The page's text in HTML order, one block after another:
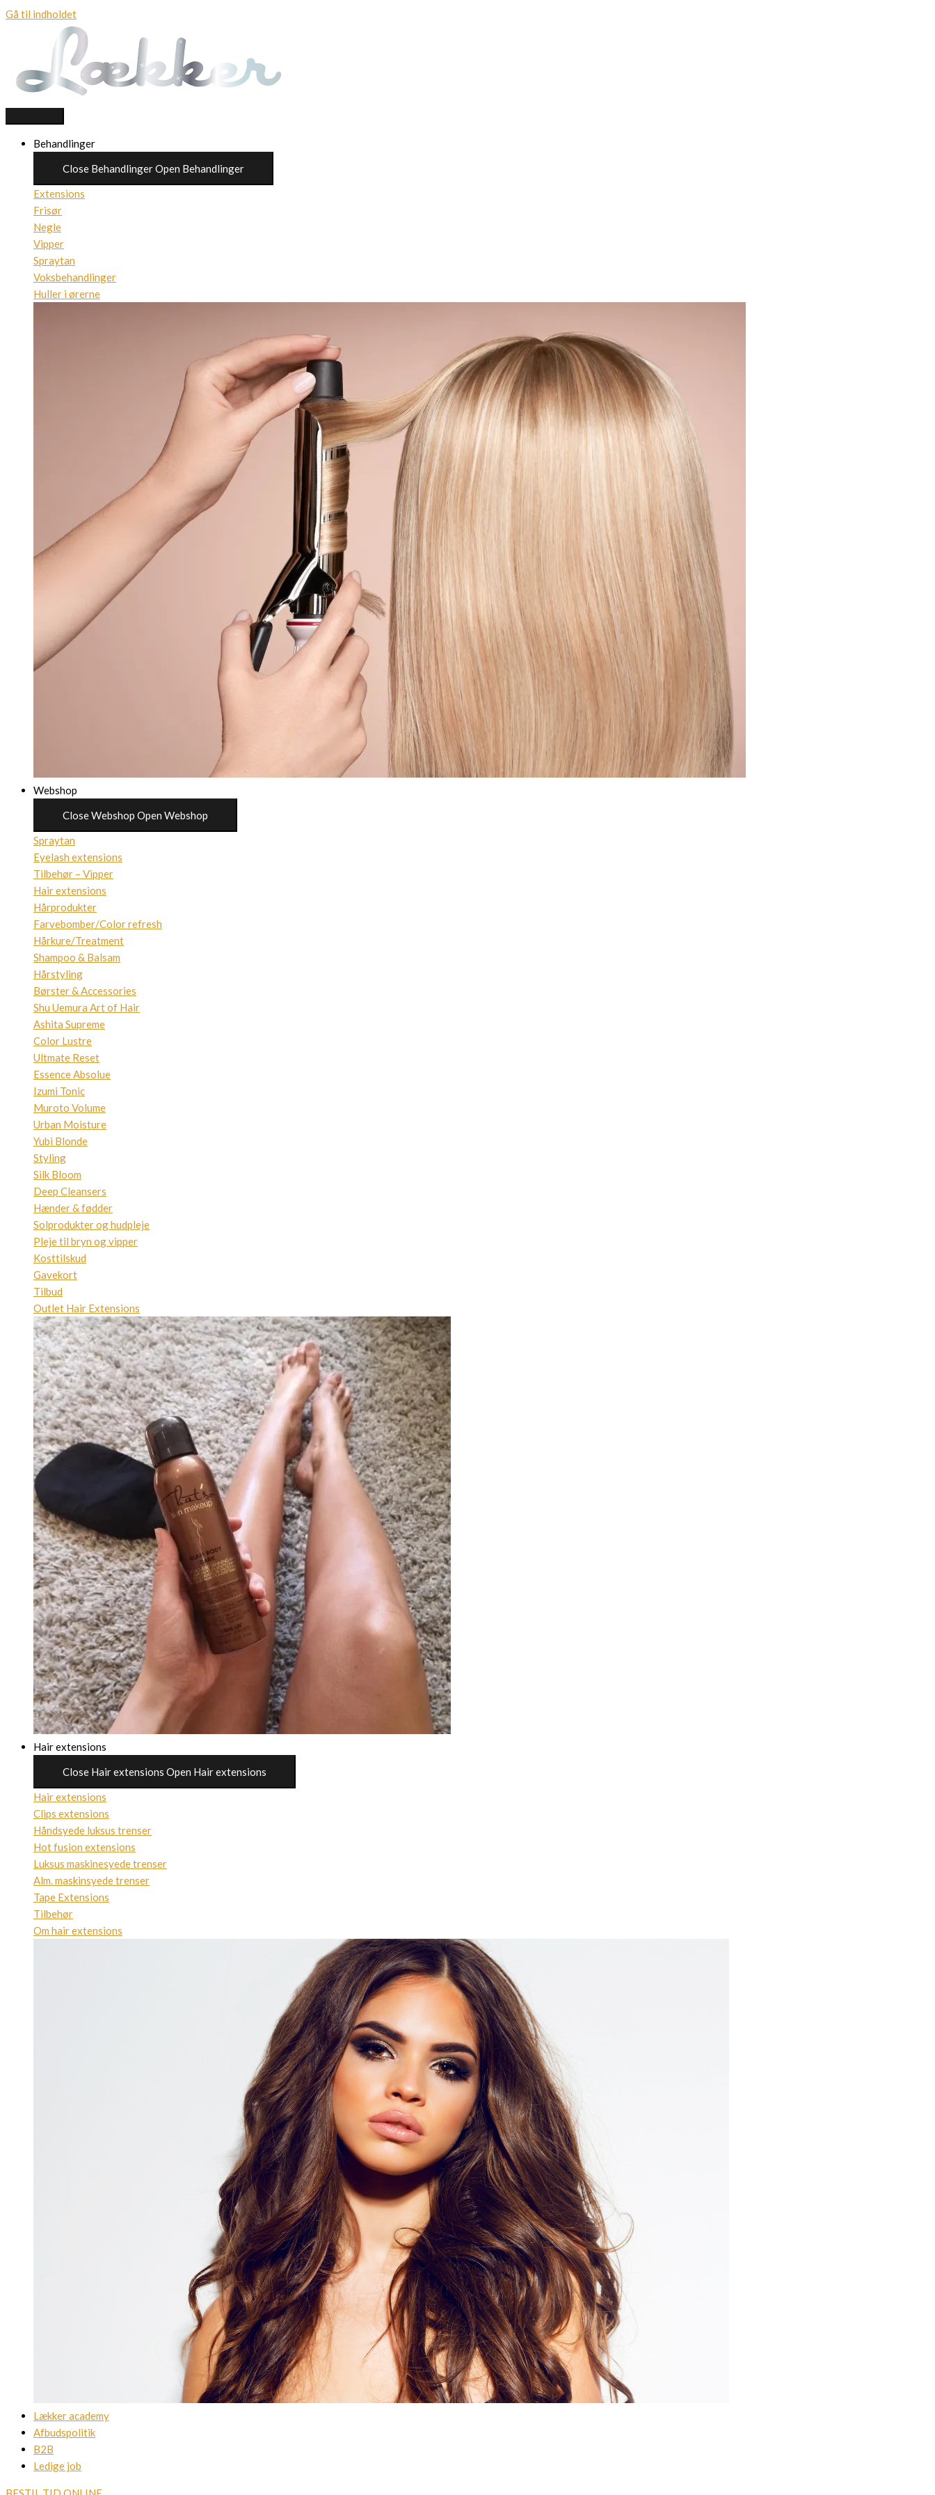
Gå til indholdet
Behandlinger
Close BehandlingerOpen Behandlinger
Extensions
Frisør
Negle
Vipper
Spraytan
Voksbehandlinger
Huller i ørerne
Webshop
Close Webshop Open Webshop
Spraytan
Eyelash extensions
Tilbehør – Vipper
Hair extensions
Hårprodukter
Farvebomber/Color refresh
Hårkure/Treatment
Shampoo & Balsam
Hårstyling
Børster & Accessories
Shu Uemura Art of Hair
Ashita Supreme
Color Lustre
Ultmate Reset
Essence Absolue
Izumi Tonic
Muroto Volume
Urban Moisture
Yubi Blonde
Styling
Silk Bloom
Deep Cleansers
Hænder & fødder
Solprodukter og hudpleje
Pleje til bryn og vipper
Kosttilskud
Gavekort
Tilbud
Outlet Hair Extensions
Hair extensions
Close Hair extensions Open Hair extensions
Hair extensions
Clips extensions
Håndsyede luksus trenser
Hot fusion extensions
Luksus maskinesyede trenser
Alm. maskinsyede trenser
Tape Extensions
Tilbehør
Om hair extensions
Lækker academy
Afbudspolitik
B2B
Ledige job